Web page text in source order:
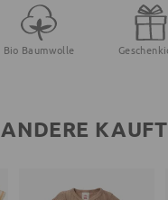
Bio Baumwolle
ANDERE